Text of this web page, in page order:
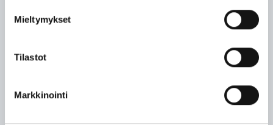
Mieltymykset
Tilastot
Markkinointi
Kampanja on osa Ikäinstituutin ja Paltamon
jossa Paltamon kunta on yhdessä mukana muiden
toimintakykyä terveysliikunnan keinoin. Lisätietoja